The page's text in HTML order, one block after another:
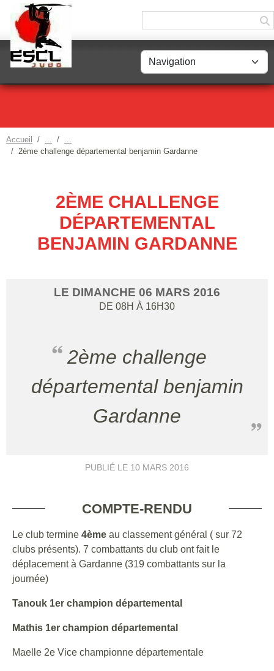
Accueil
2ème challenge départemental benjamin Gardanne
2ÈME CHALLENGE
DÉPARTEMENTAL
BENJAMIN GARDANNE
LE DIMANCHE 06 MARS 2016
DE 08H À 16H30
2ème challenge
départemental benjamin
Gardanne
PUBLIÉ LE 10 MARS 2016
COMPTE-RENDU
Le club termine 4ème au classement général ( sur 72
clubs présents). 7 combattants du club ont fait le
déplacement à Gardanne (319 combattants sur la
journée)
Tanouk 1er champion départemental
Mathis 1er champion départemental
Maelle 2e Vice championne départementale
Panneau de gestion des cookies